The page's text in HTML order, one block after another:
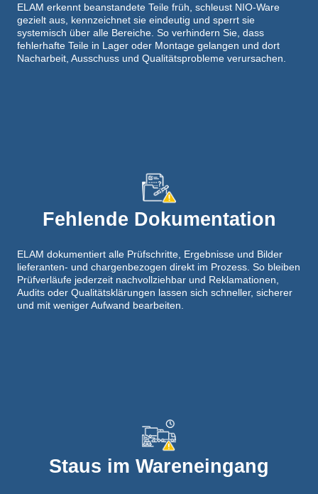
ELAM erkennt beanstandete Teile früh, schleust NIO-Ware
gezielt aus, kennzeichnet sie eindeutig und sperrt sie
systemisch über alle Bereiche. So verhindern Sie, dass
fehlerhafte Teile in Lager oder Montage gelangen und dort
Nacharbeit, Ausschuss und Qualitätsprobleme verursachen.
Fehlende Dokumentation
ELAM dokumentiert alle Prüfschritte, Ergebnisse und Bilder
lieferanten- und chargenbezogen direkt im Prozess. So bleiben
Prüfverläufe jederzeit nachvollziehbar und Reklamationen,
Audits oder Qualitätsklärungen lassen sich schneller, sicherer
und mit weniger Aufwand bearbeiten.
Staus im Wareneingang